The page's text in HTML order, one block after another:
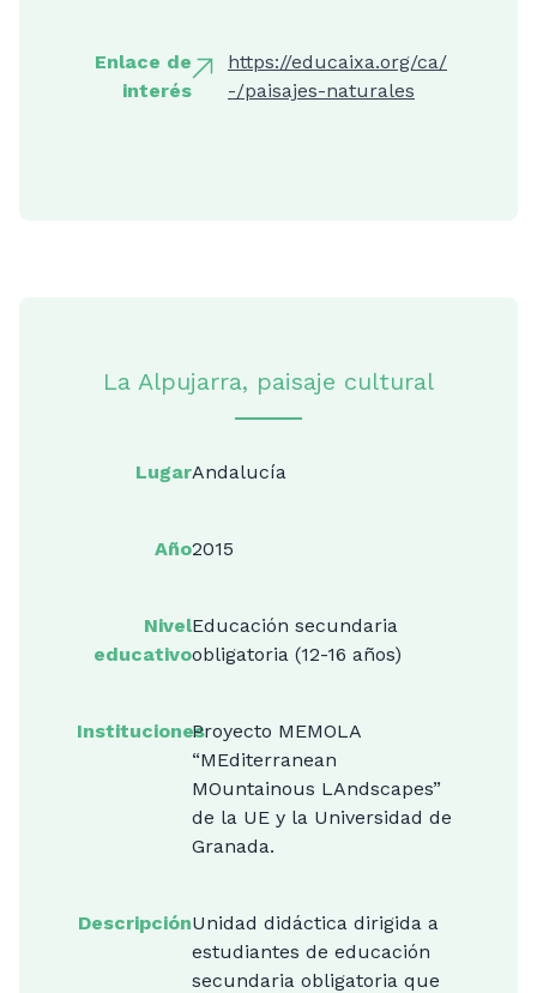
Enlace de
interés
https://educaixa.org/ca/
-/paisajes-naturales
La Alpujarra, paisaje cultural
LugarAndalucía
Año2015
Nivel
educativo
Educación secundaria
obligatoria (12-16 años)
InstitucionesProyecto MEMOLA
“MEditerranean
MOuntainous LAndscapes”
de la UE y la Universidad de
Granada.
DescripciónUnidad didáctica dirigida a
estudiantes de educación
secundaria obligatoria que